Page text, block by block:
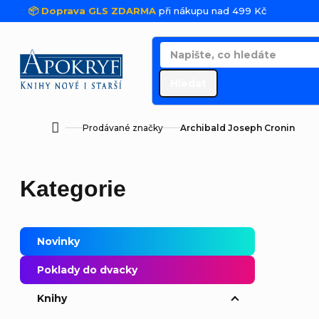
Přejít na obsah
📦 Doprava GLS ZDARMA při nákupu nad 499 Kč
DomůProdávané značky Archibald Joseph Cronin
Přeskočit kategorie
Kategorie
Novinky
Poklady do dvacky
Knihy